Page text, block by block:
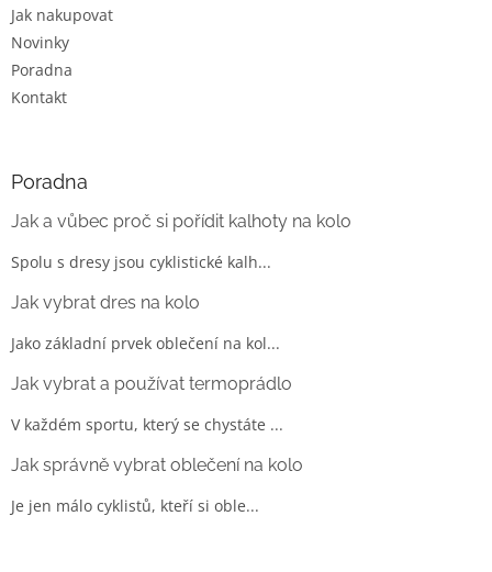
Jak nakupovat
Novinky
Poradna
Kontakt
Poradna
Jak a vůbec proč si pořídit kalhoty na kolo
Spolu s dresy jsou cyklistické kalh...
Jak vybrat dres na kolo
Jako základní prvek oblečení na kol...
Jak vybrat a používat termoprádlo
V každém sportu, který se chystáte ...
Jak správně vybrat oblečení na kolo
Je jen málo cyklistů, kteří si oble...